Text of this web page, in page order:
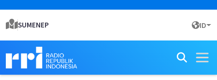
SUMENEP ID